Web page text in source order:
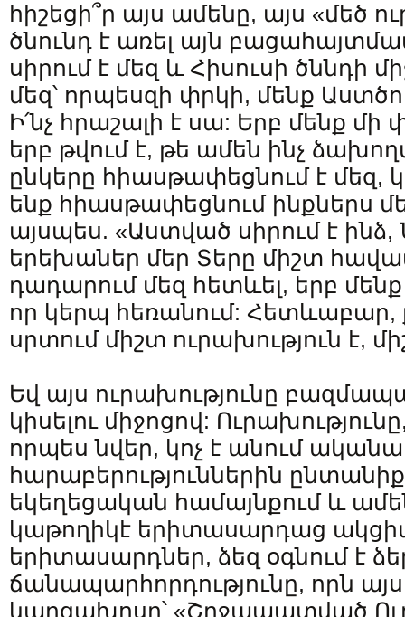
հիշեցի՞ր այս ամենը, այս «մեծ
ծնունդ է առել այն
սիրում է մեզ և Հիսուսի ծննդի
մեզ՝ որպեսզի փրկի, մենք Աստծո
Ի՛նչ հրաշալի է սա: Երբ մենք մի
երբ թվում է, թե ամեն ինչ
ընկերը հիասթափեցնում է մեզ,
ենք հիասթափեցնում ինքներս
այսպես. «Աստված սիրում է ինձ,
երեխաներ մեր Տերը միշտ
դադարում մեզ հետևել, երբ
որ կերպ հեռանում: Հետևաբար,
սրտում միշտ ուրախություն է,
Եվ այս ուրախությունը
կիսելու միջոցով:
որպես նվեր, կոչ է անում
հարաբերություններին
եկեղեցական համայնքում և
կաթողիկէ երիտասարդաց
երիտասարդներ, ձեզ օգնում է
ճանապարհորդությունը, որն
կարգախոսը՝ «Շրջապատված